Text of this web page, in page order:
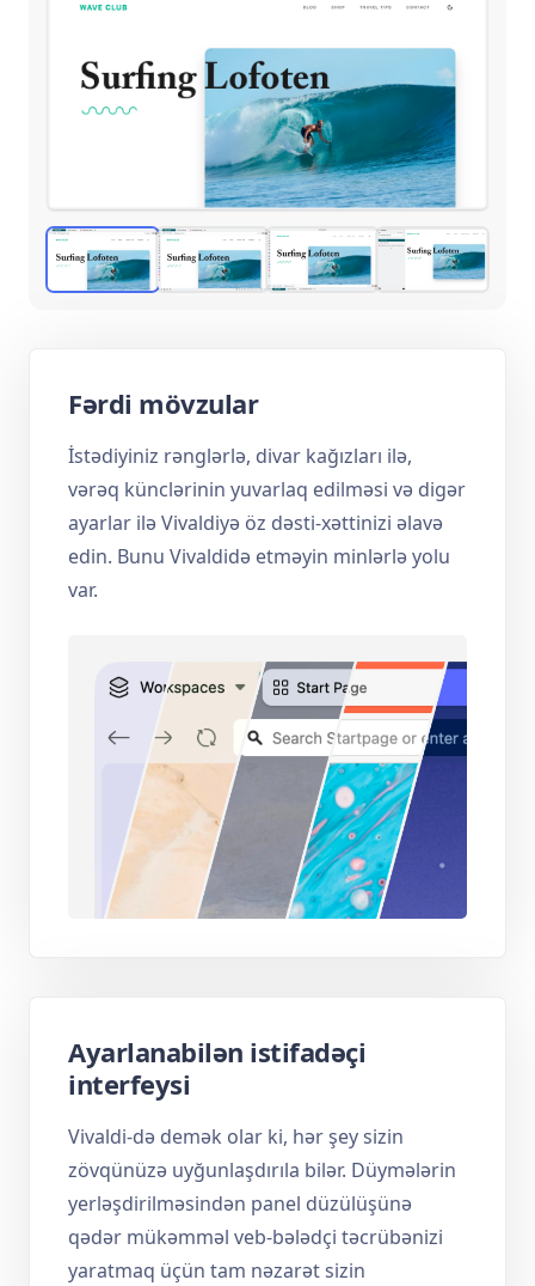
Fərdi mövzular
İstədiyiniz rənglərlə, divar kağızları ilə,
vərəq künclərinin yuvarlaq edilməsi və digər
ayarlar ilə Vivaldiyə öz dəsti-xəttinizi əlavə
edin. Bunu Vivaldidə etməyin minlərlə yolu
var.
Ayarlanabilən istifadəçi
interfeysi
Vivaldi-də demək olar ki, hər şey sizin
zövqünüzə uyğunlaşdırıla bilər. Düymələrin
yerləşdirilməsindən panel düzülüşünə
qədər mükəmməl veb-bələdçi təcrübənizi
yaratmaq üçün tam nəzarət sizin